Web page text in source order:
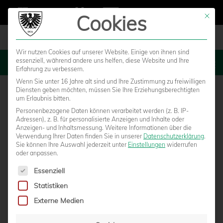
MENU
Mit
Cookies
Wir nutzen Cookies auf unserer Website. Einige von ihnen sind
essenziell, während andere uns helfen, diese Website und Ihre
Erfahrung zu verbessern.
Wenn Sie unter 16 Jahre alt sind und Ihre Zustimmung zu freiwilligen
Diensten geben möchten, müssen Sie Ihre Erziehungsberechtigten
um Erlaubnis bitten.
Personenbezogene Daten können verarbeitet werden (z. B. IP-
Adressen), z. B. für personalisierte Anzeigen und Inhalte oder
Anzeigen- und Inhaltsmessung. Weitere Informationen über die
Verwendung Ihrer Daten finden Sie in unserer Datenschutzerklärung.
Sie können Ihre Auswahl jederzeit unter Einstellungen widerrufen
oder anpassen.
Es folgt eine Liste der Service-Gruppen, für die eine
Essenziell
Statistiken
Externe Medien